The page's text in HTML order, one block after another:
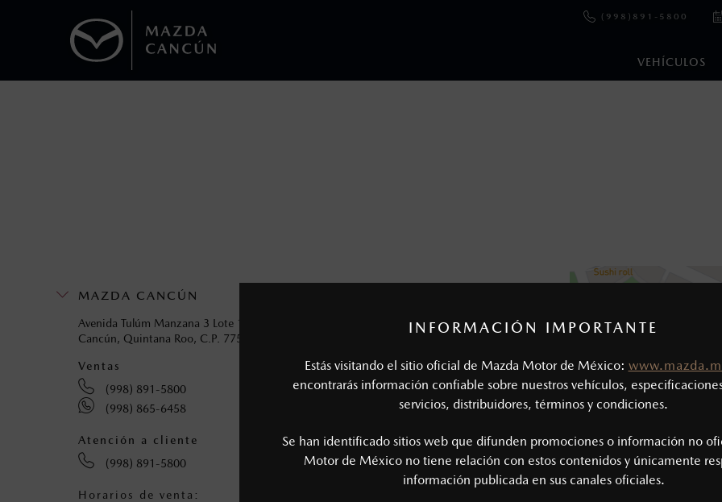
INFORMACIÓN IMPORTANTE
Estás visitando el sitio oficial de Mazda Motor de México:
encontrarás información confiable sobre nuestros vehículos,
servicios, distribuidores, términos y condiciones.
Se han identificado sitios web que difunden promociones o información no
Motor de México no tiene relación con estos contenidos y únicamente
información publicada en sus canales oficiales.
VEHÍCULOS
(998)891-5800
MAZDA CANCÚN
Avenida Tulúm Manzana 3 Lote 1 Supermanzana 8
Cancún, Quintana Roo, C.P. 77500
Ventas
(998) 891-5800
(998) 865-6458
Servicio
(998) 891-5803
Atención a cliente
(998) 891-5800
Horarios de venta: